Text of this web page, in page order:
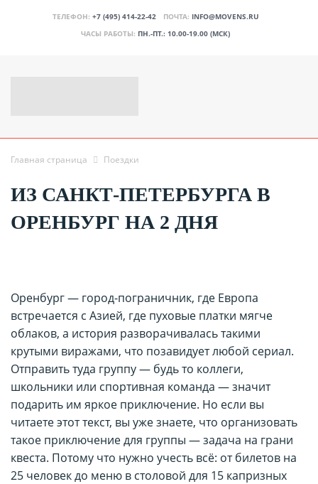
ТЕЛЕФОН: +7 (495) 414-22-42 ПОЧТА: INFO@MOVENS.RU
ЧАСЫ РАБОТЫ: ПН.-ПТ.: 10.00-19.00 (МСК)
Главная страница Поездки
ИЗ САНКТ-ПЕТЕРБУРГА В
ОРЕНБУРГ НА 2 ДНЯ
Оренбург — город-пограничник, где Европа
встречается с Азией, где пуховые платки мягче
облаков, а история разворачивалась такими
крутыми виражами, что позавидует любой сериал.
Отправить туда группу — будь то коллеги,
школьники или спортивная команда — значит
подарить им яркое приключение. Но если вы
читаете этот текст, вы уже знаете, что организовать
такое приключение для группы — задача на грани
квеста. Потому что нужно учесть всё: от билетов на
25 человек до меню в столовой для 15 капризных